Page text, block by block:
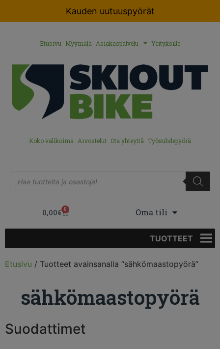
Kauden uutuuspyörät
Etusivu Myymälä Asiakaspalvelu Yrityksille
Koko valikoima Arvostelut Ota yhteyttä Työsuhdepyörä
0,00€ 0 Oma tili
TUOTTEET
Etusivu / Tuotteet avainsanalla “sähkömaastopyörä”
sähkömaastopyörä
Suodattimet